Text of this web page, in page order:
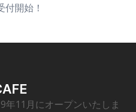
開始！
年11月にオープンいたしま